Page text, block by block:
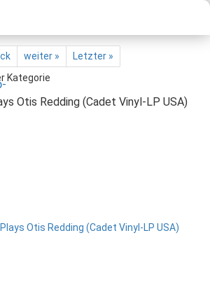
weiter »
Letzter »
Kategorie
Otis Redding (Cadet Vinyl-LP USA)